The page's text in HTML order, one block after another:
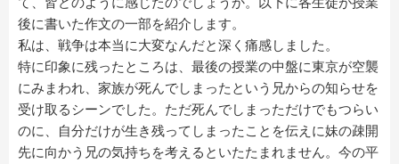
後に書いた作文の一部を紹介します。
私は、戦争は本当に大変なんだと深く痛感しました。
特に印象に残ったところは、最後の授業の中盤に東京が空襲
にみまわれ、家族が死んでしまったという兄からの知らせを
受け取るシーンでした。ただ死んでしまっただけでもつらい
のに、自分だけが生き残ってしまったことを伝えに妹の疎開
先に向かう兄の気持ちを考えるといたたまれません。今の平